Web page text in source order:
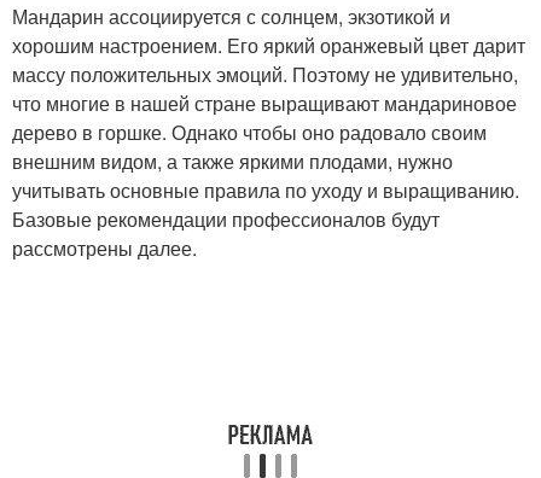
Мандарин ассоциируется с солнцем, экзотикой и
хорошим настроением. Его яркий оранжевый цвет дарит
массу положительных эмоций. Поэтому не удивительно,
что многие в нашей стране выращивают мандариновое
дерево в горшке. Однако чтобы оно радовало своим
внешним видом, а также яркими плодами, нужно
учитывать основные правила по уходу и выращиванию.
Базовые рекомендации профессионалов будут
рассмотрены далее.